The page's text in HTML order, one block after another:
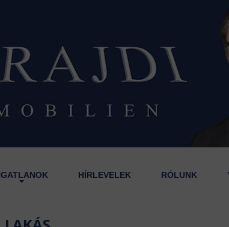
HÍRLEVELEK RÓLUNK